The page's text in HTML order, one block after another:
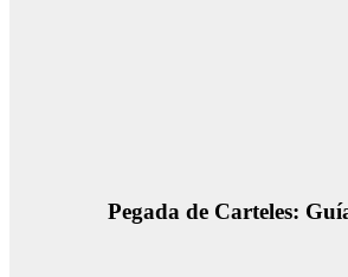
Pegada de Carteles: